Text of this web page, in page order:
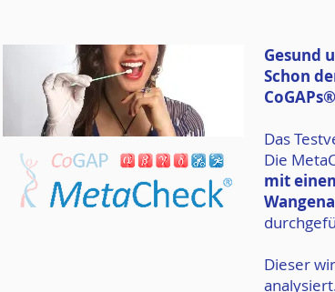
Gesund
Schon
Das
Die
mit
Dieser